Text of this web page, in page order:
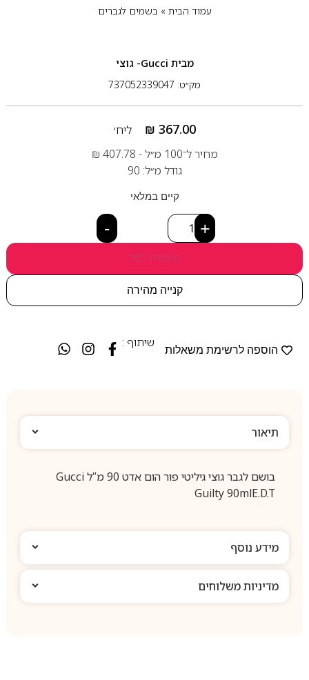
עמוד הבית» בשמים לגברים
מבית Gucci- גוצי
מק״ט: 737052339047
₪ 367.00
ליח׳
מחיר ל־100 מ״ל -
₪ 407.78
גודל מ״ל: 90
קיים במלאי
- +
הוספה לסל
קנייה מהירה
הוספה לרשימת משאלות
שיתוף :
תיאור
בושם לגבר גוצי גיליטי פור הום אדט 90 מ”ל Gucci
Guilty 90mlE.D.T
מידע נוסף
מדיניות משלוחים